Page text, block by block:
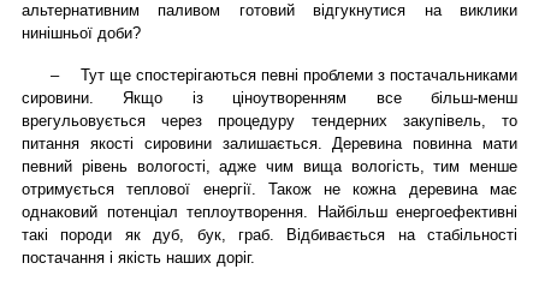
альтернативним паливом готовий відгукнутися на виклики
нинішньої доби?
–
Тут ще спостерігаються певні проблеми з постачальниками
сировини. Якщо із ціноутворенням все більш-менш
врегульовується через процедуру тендерних закупівель, то
питання якості сировини залишається. Деревина повинна мати
певний рівень вологості, адже чим вища вологість, тим менше
отримується теплової енергії. Також не кожна деревина має
однаковий потенціал теплоутворення. Найбільш енергоефективні
такі породи як дуб, бук, граб. Відбивається на стабільності
постачання і якість наших доріг.